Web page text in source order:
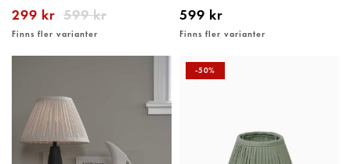
299 kr 599 kr
Finns fler varianter
599 kr
Finns fler varianter
-50%